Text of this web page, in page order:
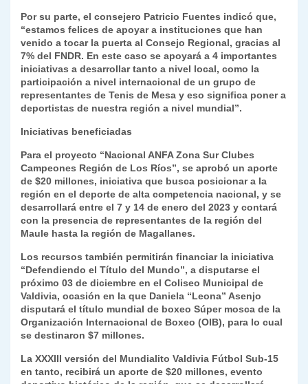
Por su parte, el consejero Patricio Fuentes indicó que,
“estamos felices de apoyar a instituciones que han
venido a tocar la puerta al Consejo Regional, gracias al
7% del FNDR. En este caso se apoyará a 4 importantes
iniciativas a desarrollar tanto a nivel local, como la
participación a nivel internacional de un grupo de
representantes de Tenis de Mesa y eso significa poner a
deportistas de nuestra región a nivel mundial”.
Iniciativas beneficiadas
Para el proyecto “Nacional ANFA Zona Sur Clubes
Campeones Región de Los Ríos”, se aprobó un aporte
de $20 millones, iniciativa que busca posicionar a la
región en el deporte de alta competencia nacional, y se
desarrollará entre el 7 y 14 de enero del 2023 y contará
con la presencia de representantes de la región del
Maule hasta la región de Magallanes.
Los recursos también permitirán financiar la iniciativa
“Defendiendo el Título del Mundo”, a disputarse el
próximo 03 de diciembre en el Coliseo Municipal de
Valdivia, ocasión en la que Daniela “Leona” Asenjo
disputará el título mundial de boxeo Súper mosca de la
Organización Internacional de Boxeo (OIB), para lo cual
se destinaron $7 millones.
La XXXIII versión del Mundialito Valdivia Fútbol Sub-15
en tanto, recibirá un aporte de $20 millones, evento